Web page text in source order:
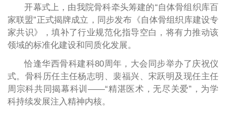
开幕式上，由我院骨科牵头筹建的“自体骨组织库百
家联盟”正式揭牌成立，同步发布《自体骨组织库建设专
家共识》，填补了行业规范化指导空白，将有力推动该
领域的标准化建设和同质化发展。
恰逢华西骨科建科80周年，大会同步举办了庆祝仪
式。骨科历任主任杨志明、裴福兴、宋跃明及现任主任
周宗科共同揭幕科训——“精湛医术，无尽关爱”，为学
科持续发展注入精神内核。